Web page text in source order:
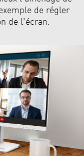
de régler
de l'écran.